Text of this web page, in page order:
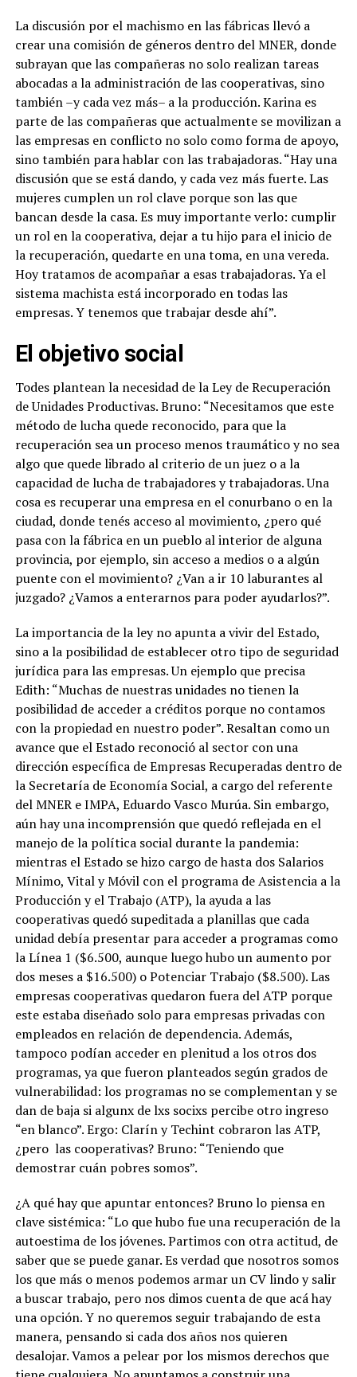
La discusión por el machismo en las fábricas llevó a
crear una comisión de géneros dentro del MNER, donde
subrayan que las compañeras no solo realizan tareas
abocadas a la administración de las cooperativas, sino
también –y cada vez más– a la producción. Karina es
parte de las compañeras que actualmente se movilizan a
las empresas en conflicto no solo como forma de apoyo,
sino también para hablar con las trabajadoras. “Hay una
discusión que se está dando, y cada vez más fuerte. Las
mujeres cumplen un rol clave porque son las que
bancan desde la casa. Es muy importante verlo: cumplir
un rol en la cooperativa, dejar a tu hijo para el inicio de
la recuperación, quedarte en una toma, en una vereda.
Hoy tratamos de acompañar a esas trabajadoras. Ya el
sistema machista está incorporado en todas las
empresas. Y tenemos que trabajar desde ahí”.
El objetivo social
Todes plantean la necesidad de la Ley de Recuperación
de Unidades Productivas. Bruno: “Necesitamos que este
método de lucha quede reconocido, para que la
recuperación sea un proceso menos traumático y no sea
algo que quede librado al criterio de un juez o a la
capacidad de lucha de trabajadores y trabajadoras. Una
cosa es recuperar una empresa en el conurbano o en la
ciudad, donde tenés acceso al movimiento, ¿pero qué
pasa con la fábrica en un pueblo al interior de alguna
provincia, por ejemplo, sin acceso a medios o a algún
puente con el movimiento? ¿Van a ir 10 laburantes al
juzgado? ¿Vamos a enterarnos para poder ayudarlos?”.
La importancia de la ley no apunta a vivir del Estado,
sino a la posibilidad de establecer otro tipo de seguridad
jurídica para las empresas. Un ejemplo que precisa
Edith: “Muchas de nuestras unidades no tienen la
posibilidad de acceder a créditos porque no contamos
con la propiedad en nuestro poder”. Resaltan como un
avance que el Estado reconoció al sector con una
dirección específica de Empresas Recuperadas dentro de
la Secretaría de Economía Social, a cargo del referente
del MNER e IMPA, Eduardo Vasco Murúa. Sin embargo,
aún hay una incomprensión que quedó reflejada en el
manejo de la política social durante la pandemia:
mientras el Estado se hizo cargo de hasta dos Salarios
Mínimo, Vital y Móvil con el programa de Asistencia a la
Producción y el Trabajo (ATP), la ayuda a las
cooperativas quedó supeditada a planillas que cada
unidad debía presentar para acceder a programas como
la Línea 1 ($6.500, aunque luego hubo un aumento por
dos meses a $16.500) o Potenciar Trabajo ($8.500). Las
empresas cooperativas quedaron fuera del ATP porque
este estaba diseñado solo para empresas privadas con
empleados en relación de dependencia. Además,
tampoco podían acceder en plenitud a los otros dos
programas, ya que fueron planteados según grados de
vulnerabilidad: los programas no se complementan y se
dan de baja si algunx de lxs socixs percibe otro ingreso
“en blanco”. Ergo: Clarín y Techint cobraron las ATP,
¿pero las cooperativas? Bruno: “Teniendo que
demostrar cuán pobres somos”.
¿A qué hay que apuntar entonces? Bruno lo piensa en
clave sistémica: “Lo que hubo fue una recuperación de la
autoestima de los jóvenes. Partimos con otra actitud, de
saber que se puede ganar. Es verdad que nosotros somos
los que más o menos podemos armar un CV lindo y salir
a buscar trabajo, pero nos dimos cuenta de que acá hay
una opción. Y no queremos seguir trabajando de esta
manera, pensando si cada dos años nos quieren
desalojar. Vamos a pelear por los mismos derechos que